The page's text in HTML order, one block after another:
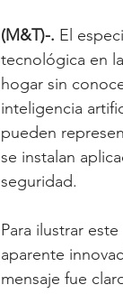
(M&T)-. El
tecnológica en
hogar sin
inteligencia
pueden
se instalan
seguridad.
Para ilustrar
aparente
mensaje fue